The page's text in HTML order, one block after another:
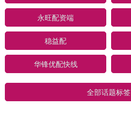
永旺配资端
稳益配
华锋优配快线
全部话题标签